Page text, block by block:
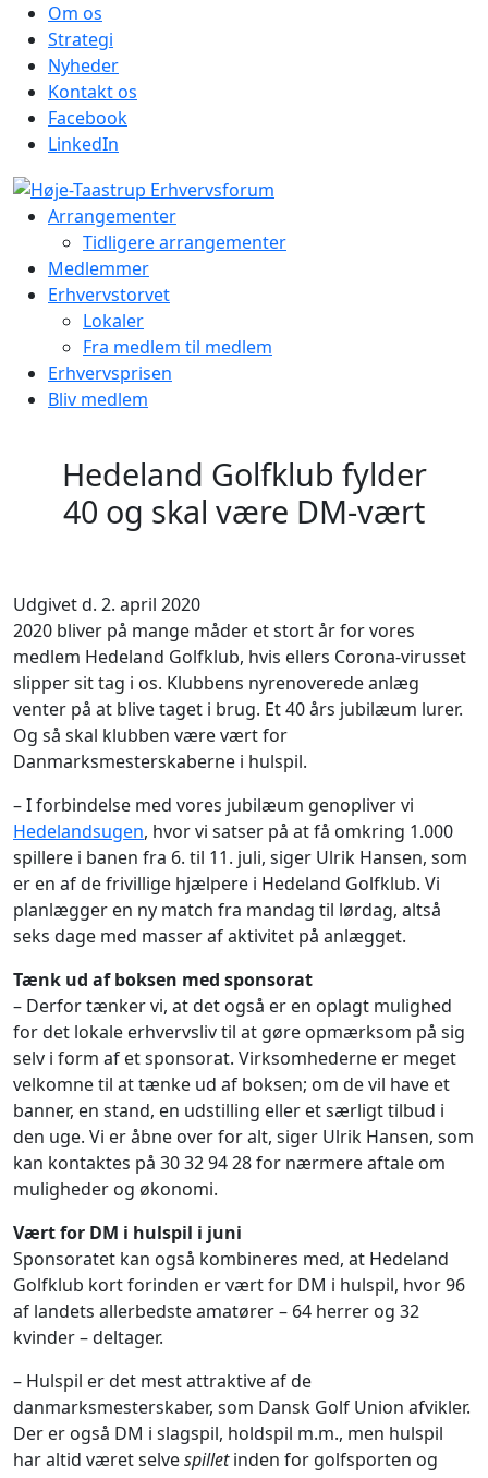
Om os
Strategi
Nyheder
Kontakt os
Facebook
LinkedIn
Arrangementer
Tidligere arrangementer
Medlemmer
Erhvervstorvet
Lokaler
Fra medlem til medlem
Erhvervsprisen
Bliv medlem
Hedeland Golfklub fylder
40 og skal være DM-vært
Udgivet d. 2. april 2020
2020 bliver på mange måder et stort år for vores
medlem Hedeland Golfklub, hvis ellers Corona-virusset
slipper sit tag i os. Klubbens nyrenoverede anlæg
venter på at blive taget i brug. Et 40 års jubilæum lurer.
Og så skal klubben være vært for
Danmarksmesterskaberne i hulspil.
– I forbindelse med vores jubilæum genopliver vi
Hedelandsugen, hvor vi satser på at få omkring 1.000
spillere i banen fra 6. til 11. juli, siger Ulrik Hansen, som
er en af de frivillige hjælpere i Hedeland Golfklub. Vi
planlægger en ny match fra mandag til lørdag, altså
seks dage med masser af aktivitet på anlægget.
Tænk ud af boksen med sponsorat
– Derfor tænker vi, at det også er en oplagt mulighed
for det lokale erhvervsliv til at gøre opmærksom på sig
selv i form af et sponsorat. Virksomhederne er meget
velkomne til at tænke ud af boksen; om de vil have et
banner, en stand, en udstilling eller et særligt tilbud i
den uge. Vi er åbne over for alt, siger Ulrik Hansen, som
kan kontaktes på 30 32 94 28 for nærmere aftale om
muligheder og økonomi.
Vært for DM i hulspil i juni
Sponsoratet kan også kombineres med, at Hedeland
Golfklub kort forinden er vært for DM i hulspil, hvor 96
af landets allerbedste amatører – 64 herrer og 32
kvinder – deltager.
– Hulspil er det mest attraktive af de
danmarksmesterskaber, som Dansk Golf Union afvikler.
Der er også DM i slagspil, holdspil m.m., men hulspil
har altid været selvespilletinden for golfsporten og